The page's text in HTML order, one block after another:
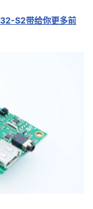
S2带给你更多前